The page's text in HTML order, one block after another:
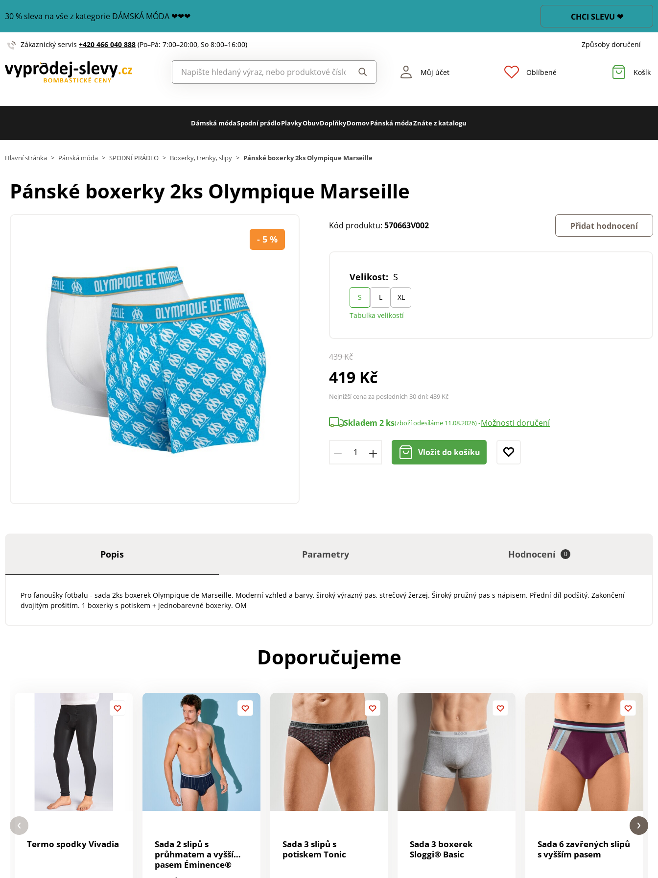
30 % sleva na vše z kategorie DÁMSKÁ MÓDA ❤❤❤ CHCI SLEVU ❤
Zákaznický servis +420 466 040 888 (Po–Pá: 7:00–20:00, So 8:00–16:00) Způsoby doručení
Můj účet Oblíbené Košík
Dámská módaSpodní prádloPlavkyObuvDoplňkyDomovPánská módaZnáte z katalogu
Hlavní stránka > Pánská móda > SPODNÍ PRÁDLO > Boxerky, trenky, slipy > Pánské boxerky 2ks Olympique Marseille
Pánské boxerky 2ks Olympique Marseille
- 5 %
Kód produktu: 570663V002 Přidat hodnocení
Velikost: S
S L
XL
Tabulka velikostí
439 Kč
419 Kč
Nejnižší cena za posledních 30 dní:439 Kč
Skladem 2 ks(zboží odesíláme 11.08.2026)-Možnosti doručení
Vložit do košíku
Popis Parametry Hodnocení 0
Pro fanoušky fotbalu - sada 2ks boxerek Olympique de Marseille. Moderní vzhled a barvy, široký výrazný pas, strečový žerzej. Široký pružný pas s nápisem. Přední díl podšitý. Zakončení
dvojitým prošitím. 1 boxerky s potiskem + jednobarevné boxerky. OM
Doporučujeme
Termo spodky Vivadia
Sada 2 slipů s
průhmatem a vyšším
pasem Éminence®
Sada 3 slipů s
potiskem Tonic
Sada 3 boxerek
Sloggi® Basic
Sada 6 zavřených slipů
s vyšším pasem